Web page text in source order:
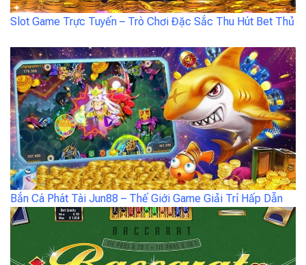
Slot Game Trực Tuyến – Trò Chơi Đặc Sắc Thu Hút Bet Thủ
Bắn Cá Phát Tài Jun88 – Thế Giới Game Giải Trí Hấp Dẫn